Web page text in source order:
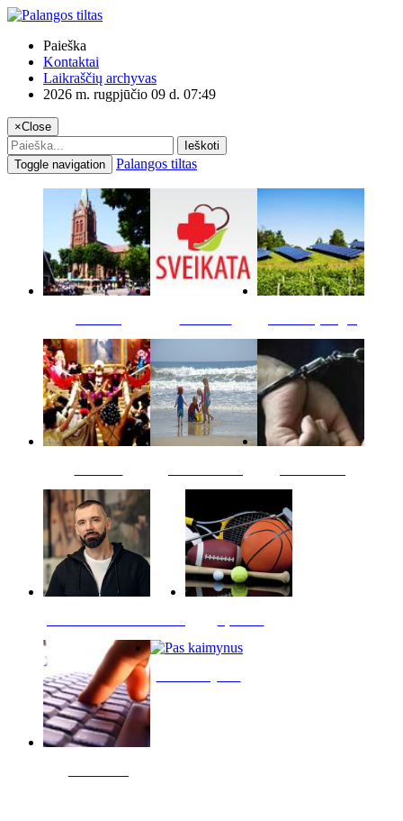
Paieška
Kontaktai
Laikraščių archyvas
2026 m. rugpjūčio 09 d. 07:49
×Close
Ieškoti
Toggle navigation
Palangos tiltas